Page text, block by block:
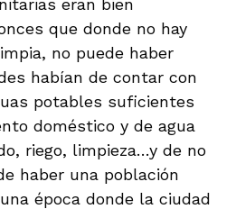
eran bien
que donde no hay
no puede haber
habían de contar con
potables suficientes
doméstico y de agua
riego, limpieza…y de no
haber una población
época donde la ciudad